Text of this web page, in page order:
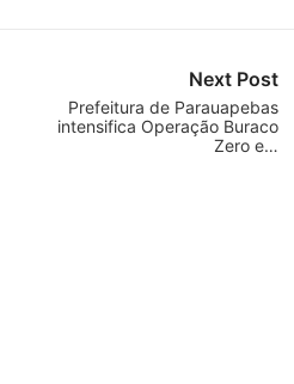
Next Post
Prefeitura de Parauapebas
intensifica Operação Buraco
Zero e…